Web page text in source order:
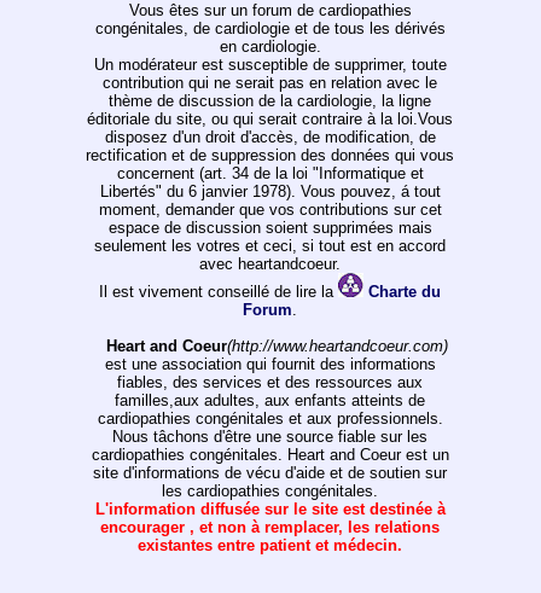
Vous êtes sur un forum de cardiopathies
congénitales, de cardiologie et de tous les dérivés
en cardiologie.
Un modérateur est susceptible de supprimer, toute
contribution qui ne serait pas en relation avec le
thème de discussion de la cardiologie, la ligne
éditoriale du site, ou qui serait contraire à la loi.Vous
disposez d'un droit d'accès, de modification, de
rectification et de suppression des données qui vous
concernent (art. 34 de la loi "Informatique et
Libertés" du 6 janvier 1978). Vous pouvez, á tout
moment, demander que vos contributions sur cet
espace de discussion soient supprimées mais
seulement les votres et ceci, si tout est en accord
avec heartandcoeur.
Il est vivement conseillé de lire la
Charte du
Forum.
Heart and Coeur(http://www.heartandcoeur.com)
est une association qui fournit des informations
fiables, des services et des ressources aux
familles,aux adultes, aux enfants atteints de
cardiopathies congénitales et aux professionnels.
Nous tâchons d'être une source fiable sur les
cardiopathies congénitales. Heart and Coeur est un
site d'informations de vécu d'aide et de soutien sur
les cardiopathies congénitales.
L'information diffusée sur le site est destinée à
encourager , et non à remplacer, les relations
existantes entre patient et médecin.